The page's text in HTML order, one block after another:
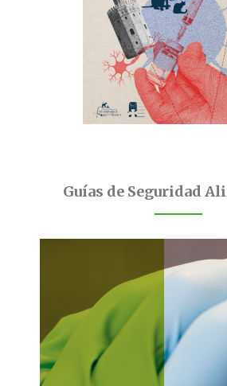
Guías de Seguridad